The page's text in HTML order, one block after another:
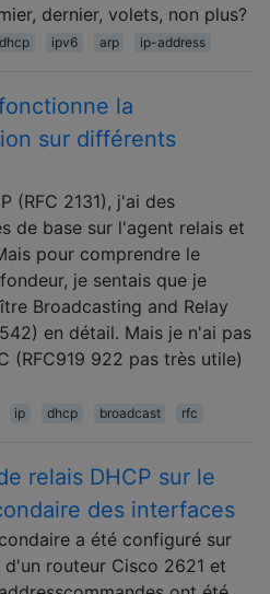
dernier, volets, non plus?
dhcp ipv6 arp ip-address
la
sur différents
(RFC 2131), j'ai des
de base sur l'agent relais et
pour comprendre le
je sentais que je
Broadcasting and Relay
en détail. Mais je n'ai pas
(RFC919 922 pas très utile)
ip dhcp broadcast rfc
relais DHCP sur le
des interfaces
a été configuré sur
routeur Cisco 2621 et